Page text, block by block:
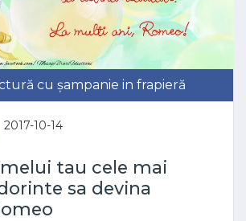
cu șampanie in frapieră
2017-10-14
tau cele mai
sa devina